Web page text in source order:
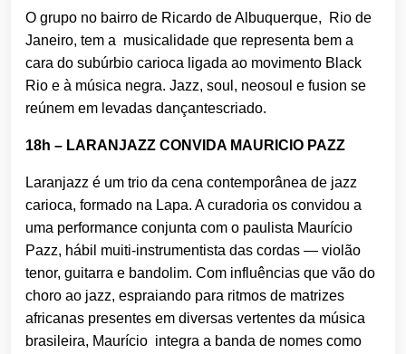
O grupo no bairro de Ricardo de Albuquerque, Rio de
Janeiro, tem a musicalidade que representa bem a
cara do subúrbio carioca ligada ao movimento Black
Rio e à música negra. Jazz, soul, neosoul e fusion se
reúnem em levadas dançantescriado.
18h – LARANJAZZ CONVIDA MAURICIO PAZZ
Laranjazz é um trio da cena contemporânea de jazz
carioca, formado na Lapa. A curadoria os convidou a
uma performance conjunta com o paulista Maurício
Pazz, hábil muiti-instrumentista das cordas — violão
tenor, guitarra e bandolim. Com influências que vão do
choro ao jazz, espraiando para ritmos de matrizes
africanas presentes em diversas vertentes da música
brasileira, Maurício integra a banda de nomes como